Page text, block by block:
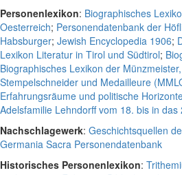
Personenlexikon: Biographisches
Oesterreich; Personendatenbank der
Habsburger; Jewish Encyclopedia 1906;
Lexikon Literatur in Tirol und Südtirol;
Biographisches Lexikon der
Stempelschneider und Medailleure
Erfahrungsräume und politische
Adelsfamilie Lehndorff vom 18. bis in
Nachschlagewerk: Geschichtsquellen
Germania Sacra Personendatenbank
Historisches Personenlexikon: